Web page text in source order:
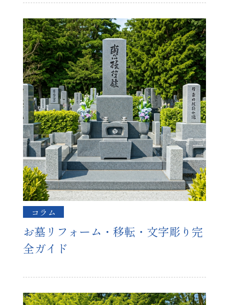
お墓リフォーム・移転・文字彫り完
全ガイド
コラム